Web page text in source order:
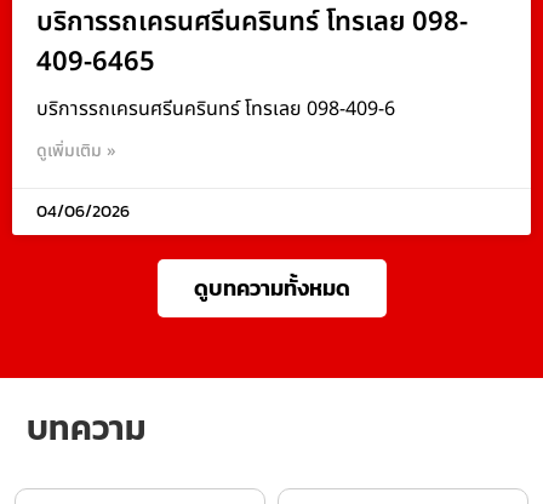
บริการรถเครนศรีนครินทร์ โทรเลย 098-
409-6465
บริการรถเครนศรีนครินทร์ โทรเลย 098-409-6
ดูเพิ่มเติม »
04/06/2026
ดูบทความทั้งหมด
บทความ